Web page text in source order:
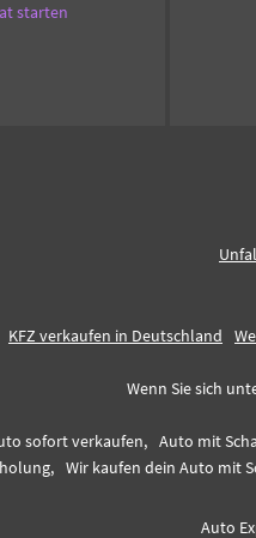
starten
KFZ verkaufen in Deutschland
Wenn Sie sich
sofort verkaufen, Auto mit
Wir kaufen dein Auto mit
Auto